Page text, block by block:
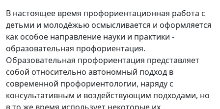
В настоящее время профориентационная работа с
детьми и молодёжью осмысливается и оформляется
как особое направление науки и практики -
образовательная профориентация.
Образовательная профориентация представляет
собой относительно автономный подход в
современной профориентологии, наряду с
консультативным и воздействующим подходами, но